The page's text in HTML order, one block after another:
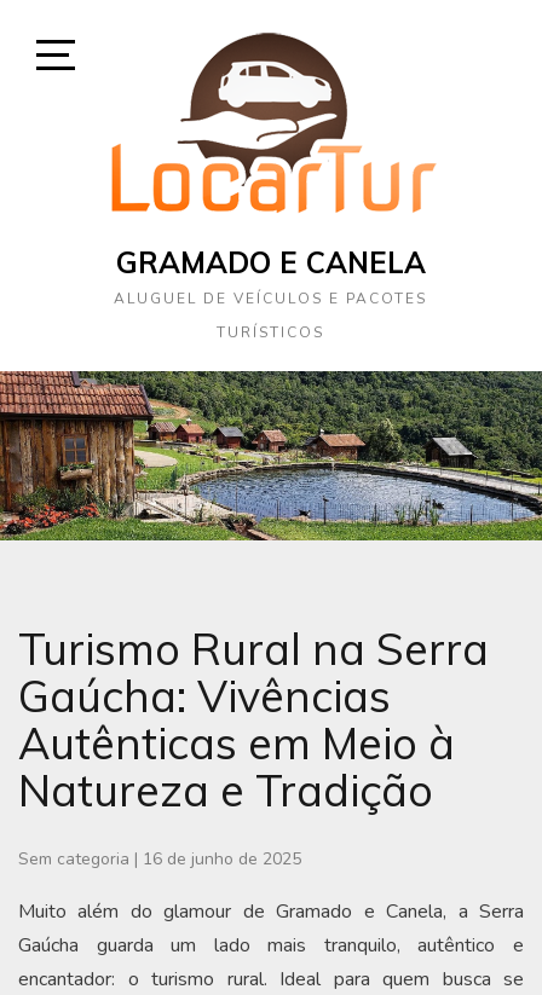
GRAMADO E CANELA
ALUGUEL DE VEÍCULOS E PACOTES
TURÍSTICOS
Turismo Rural na Serra
Gaúcha: Vivências
Autênticas em Meio à
Natureza e Tradição
Sem categoria | 16 de junho de 2025
Muito além do glamour de Gramado e Canela, a Serra
Gaúcha guarda um lado mais tranquilo, autêntico e
encantador: o turismo rural. Ideal para quem busca se